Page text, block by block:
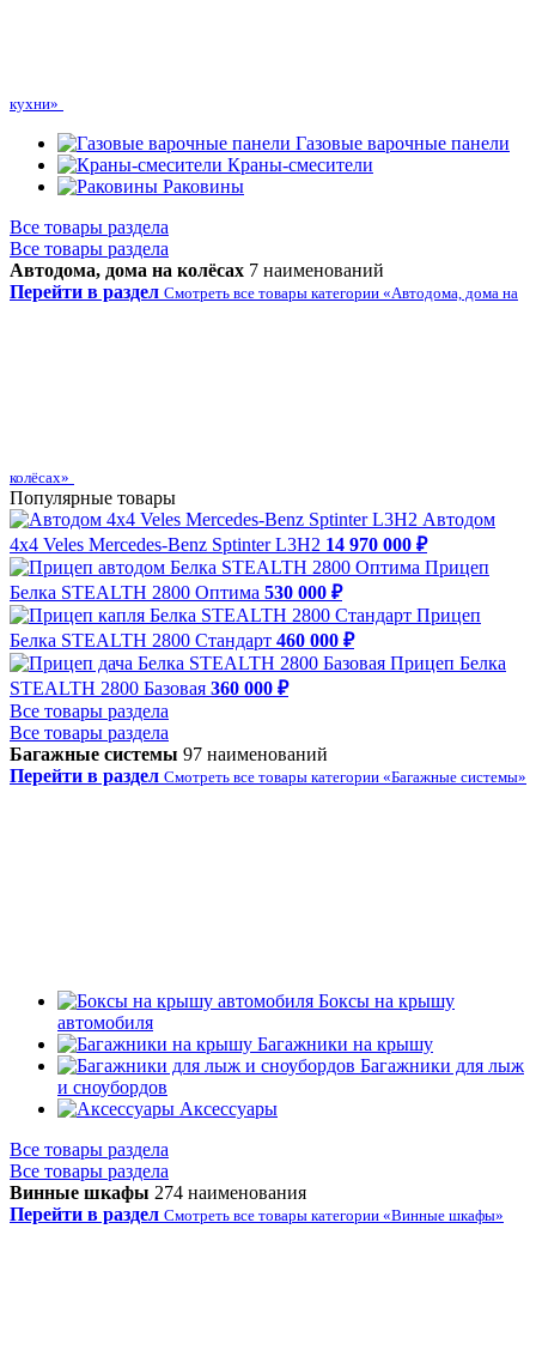
кухни»
Газовые варочные панели
Краны-смесители
Раковины
Все товары раздела
Все товары раздела
Автодома, дома на колёсах 7 наименований
Перейти в раздел Смотреть все товары категории «Автодома, дома на
колёсах»
Популярные товары
Автодом
4х4 Veles Mercedes-Benz Sptinter L3H2 14 970 000 ₽
Прицеп
Белка STEALTH 2800 Оптима 530 000 ₽
Прицеп
Белка STEALTH 2800 Стандарт 460 000 ₽
Прицеп Белка
STEALTH 2800 Базовая 360 000 ₽
Все товары раздела
Все товары раздела
Багажные системы 97 наименований
Перейти в раздел Смотреть все товары категории «Багажные системы»
Боксы на крышу
автомобиля
Багажники на крышу
Багажники для лыж
и сноубордов
Аксессуары
Все товары раздела
Все товары раздела
Винные шкафы 274 наименования
Перейти в раздел Смотреть все товары категории «Винные шкафы»